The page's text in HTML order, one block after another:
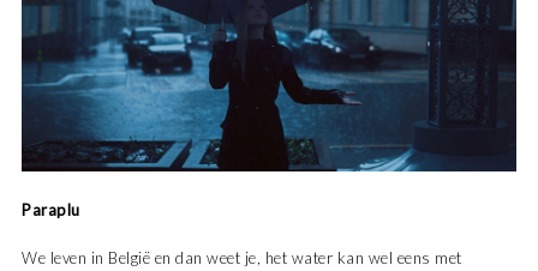
Paraplu
We leven in België en dan weet je, het water kan wel eens met